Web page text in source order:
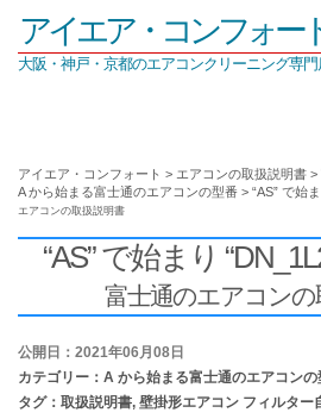
アイエア・コンフォー
大阪・神戸・京都のエアコンクリーニング専門
アイエア・コンフォート > エアコンの取扱説明書 >
A から始まる富士通のエアコンの型番 > “AS” で始
エアコンの取扱説明書
“AS” で始まり
富士通のエアコンの
公開日：2021年06月08日
カテゴリー： A から始まる富士通のエアコンの
タグ： 取扱説明書, 壁掛形エアコン フィルター